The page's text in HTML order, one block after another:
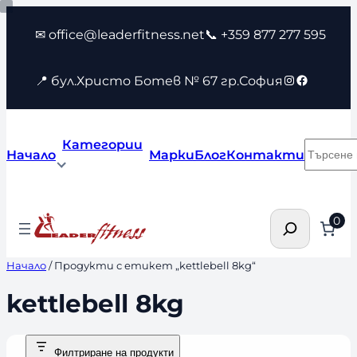
Към
съдържанието
✉ office@leaderfitness.net📞 +359 877 277 595
📍 бул.Христо Ботев № 67 гр.София Instagram
Facebook
Начало
Категории
МаркиБлогКонтакти
Търсене 0
Начало/ Продукти с етикет „kettlebell 8kg“
kettlebell 8kg
Филтриране на продукти